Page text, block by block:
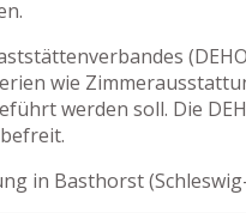
wie
werden soll. Die
in Basthorst